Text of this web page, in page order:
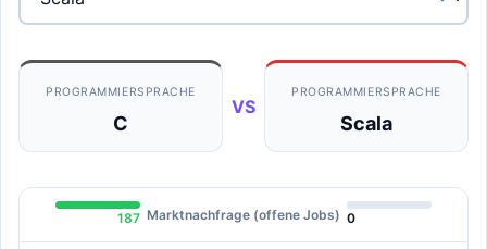
PROGRAMMIERSPRACHE
C
VS
PROGRAMMIERSPRACHE
Scala
187 Marktnachfrage (offene Jobs) 0